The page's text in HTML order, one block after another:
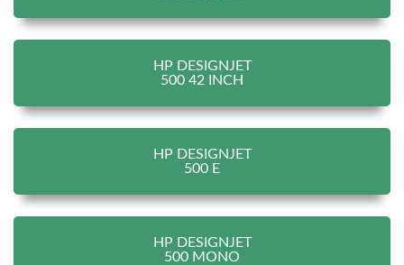
HP DESIGNJET
500 42 INCH
HP DESIGNJET
500 E
HP DESIGNJET
500 MONO